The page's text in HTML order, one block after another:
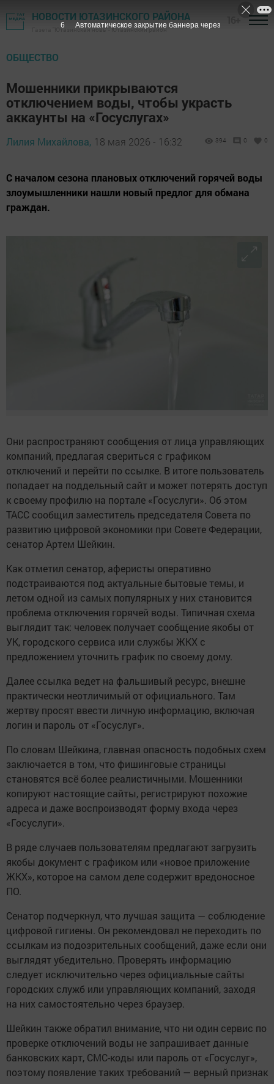
НОВОСТИ ЮТАЗИНСКОГО РАЙОНА
Газета "Ютазинская новь" - Ютазинский район
ОБЩЕСТВО
Мошенники прикрываются
отключением воды, чтобы украсть
аккаунты на «Госуслугах»
Лилия Михайлова, 18 мая 2026 - 16:32 394 0 0
С началом сезона плановых отключений горячей воды
злоумышленники нашли новый предлог для обмана
граждан.
Они распространяют сообщения от лица управляющих
компаний, предлагая свериться с графиком
отключений и перейти по ссылке. В итоге пользователь
попадает на поддельный сайт и может потерять доступ
к своему профилю на портале «Госуслуги». Об этом
ТАСС сообщил заместитель председателя Совета по
развитию цифровой экономики при Совете Федерации,
сенатор Артем Шейкин.
Как отметил сенатор, аферисты оперативно
подстраиваются под актуальные бытовые темы, и
летом одной из самых популярных у них становится
проблема отключения горячей воды. Типичная схема
выглядит так: человек получает сообщение якобы от
УК, городского сервиса или службы ЖКХ с
предложением уточнить график по своему дому.
Далее ссылка ведет на фальшивый ресурс, внешне
практически неотличимый от официального. Там
жертву просят ввести личную информацию, включая
логин и пароль от «Госуслуг».
По словам Шейкина, главная опасность подобных схем
заключается в том, что фишинговые страницы
становятся всё более реалистичными. Мошенники
копируют настоящие сайты, регистрируют похожие
адреса и даже воспроизводят форму входа через
«Госуслуги».
В ряде случаев пользователям предлагают загрузить
якобы документ с графиком или «новое приложение
ЖКХ», которое на самом деле содержит вредоносное
ПО.
Сенатор подчеркнул, что лучшая защита — соблюдение
цифровой гигиены. Он рекомендовал не переходить по
ссылкам из подозрительных сообщений, даже если они
выглядят убедительно. Проверять информацию
следует исключительно через официальные сайты
городских служб или управляющих компаний, заходя
на них самостоятельно через браузер.
Шейкин также обратил внимание, что ни один сервис по
проверке отключений воды не запрашивает данные
банковских карт, СМС-коды или пароль от «Госуслуг»,
поэтому появление таких требований — верный признак
5 Автоматическое закрытие баннера через